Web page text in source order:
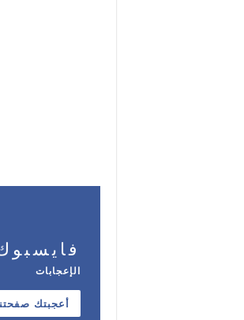
الإعجابات
أعجبتك